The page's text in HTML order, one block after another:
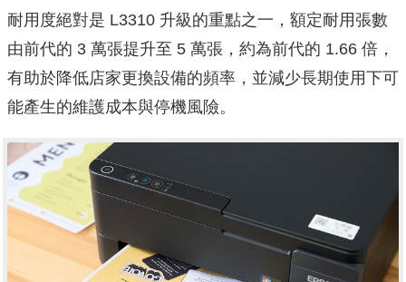
耐用度絕對是 L3310 升級的重點之一，額定耐用張數
由前代的 3 萬張提升至 5 萬張，約為前代的 1.66 倍，
有助於降低店家更換設備的頻率，並減少長期使用下可
能產生的維護成本與停機風險。